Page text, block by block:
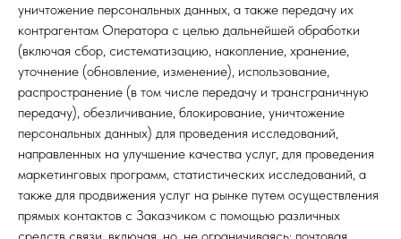
уничтожение персональных данных, а также передачу их
контрагентам Оператора с целью дальнейшей обработки
(включая сбор, систематизацию, накопление, хранение,
уточнение (обновление, изменение), использование,
распространение (в том числе передачу и трансграничную
передачу), обезличивание, блокирование, уничтожение
персональных данных) для проведения исследований,
направленных на улучшение качества услуг, для проведения
маркетинговых программ, статистических исследований, а
также для продвижения услуг на рынке путем осуществления
прямых контактов с Заказчиком с помощью различных